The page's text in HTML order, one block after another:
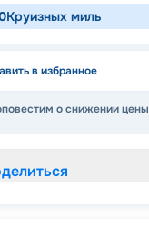
Круизных миль
в избранное
о снижении цены